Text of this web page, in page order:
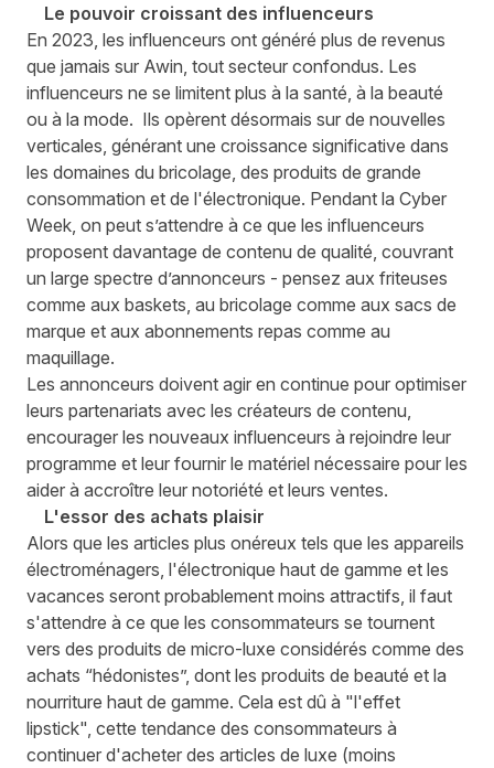
Le pouvoir croissant des influenceurs
En 2023, les influenceurs ont généré plus de revenus
que jamais sur Awin, tout secteur confondus. Les
influenceurs ne se limitent plus à la santé, à la beauté
ou à la mode. Ils opèrent désormais sur de nouvelles
verticales, générant une croissance significative dans
les domaines du bricolage, des produits de grande
consommation et de l'électronique. Pendant la Cyber
Week, on peut s’attendre à ce que les influenceurs
proposent davantage de contenu de qualité, couvrant
un large spectre d’annonceurs - pensez aux friteuses
comme aux baskets, au bricolage comme aux sacs de
marque et aux abonnements repas comme au
maquillage.
Les annonceurs doivent agir en continue pour optimiser
leurs partenariats avec les créateurs de contenu,
encourager les nouveaux influenceurs à rejoindre leur
programme et leur fournir le matériel nécessaire pour les
aider à accroître leur notoriété et leurs ventes.
L'essor des achats plaisir
Alors que les articles plus onéreux tels que les appareils
électroménagers, l'électronique haut de gamme et les
vacances seront probablement moins attractifs, il faut
s'attendre à ce que les consommateurs se tournent
vers des produits de micro-luxe considérés comme des
achats “hédonistes”, dont les produits de beauté et la
nourriture haut de gamme. Cela est dû à "l'effet
lipstick", cette tendance des consommateurs à
continuer d'acheter des articles de luxe (moins